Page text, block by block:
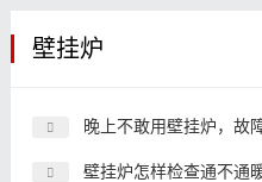
壁挂炉
晚上不敢用壁挂炉，故
壁挂炉怎样检查通不通